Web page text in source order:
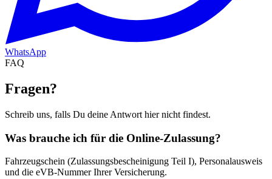
WhatsApp
FAQ
Fragen?
Schreib uns, falls Du deine Antwort hier nicht findest.
Was brauche ich für die Online-Zulassung?
Fahrzeugschein (Zulassungsbescheinigung Teil I), Personalausweis
und die eVB-Nummer Ihrer Versicherung.